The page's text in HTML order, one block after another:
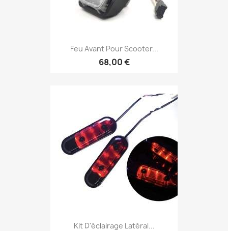
Feu Avant Pour Scooter...
68,00 €
Kit D'éclairage Latéral...